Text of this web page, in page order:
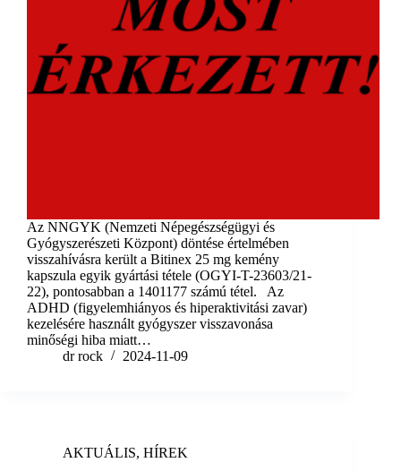
Az NNGYK (Nemzeti Népegészségügyi és
Gyógyszerészeti Központ) döntése értelmében
visszahívásra került a Bitinex 25 mg kemény
kapszula egyik gyártási tétele (OGYI-T-23603/21-
22), pontosabban a 1401177 számú tétel. Az
ADHD (figyelemhiányos és hiperaktivitási zavar)
kezelésére használt gyógyszer visszavonása
minőségi hiba miatt…
dr rock
2024-11-09
AKTUÁLIS, HÍREK